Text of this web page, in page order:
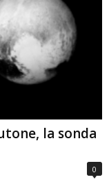
la sonda
0